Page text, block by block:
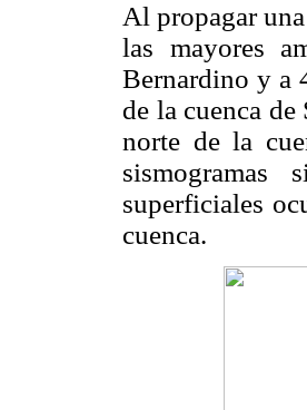
Al propagar
las mayores
Bernardino y a
de la cuenca
norte de la
sismogramas
superficiales
cuenca.